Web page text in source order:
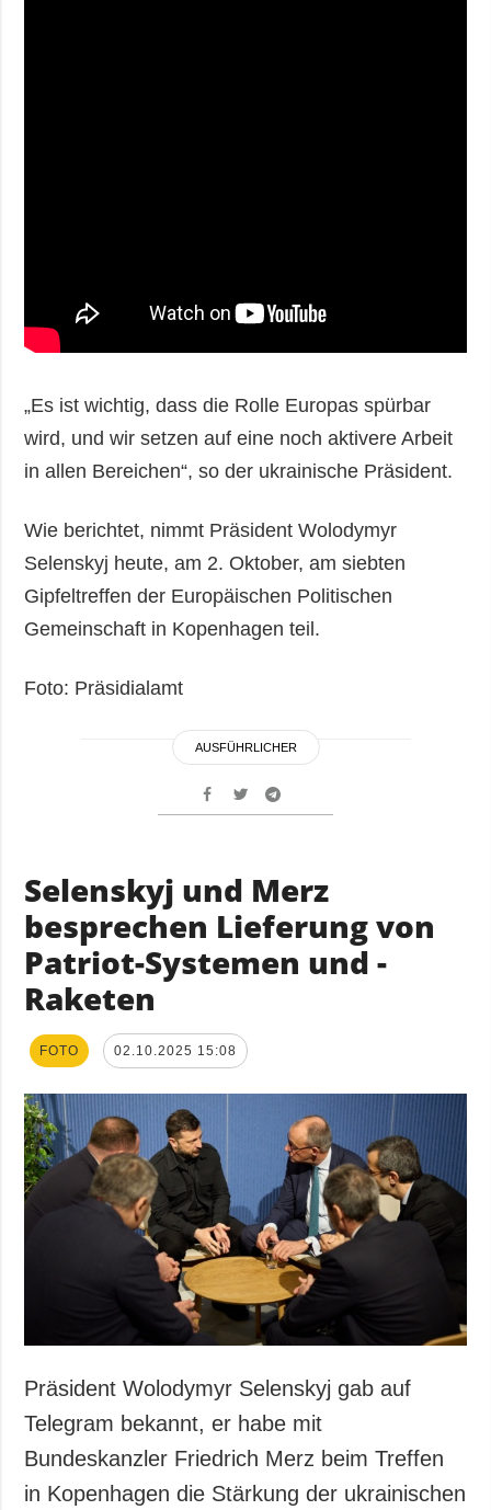
„Es ist wichtig, dass die Rolle Europas spürbar
wird, und wir setzen auf eine noch aktivere Arbeit
in allen Bereichen“, so der ukrainische Präsident.
Wie berichtet, nimmt Präsident Wolodymyr
Selenskyj heute, am 2. Oktober, am siebten
Gipfeltreffen der Europäischen Politischen
Gemeinschaft in Kopenhagen teil.
Foto: Präsidialamt
AUSFÜHRLICHER
Selenskyj und Merz
besprechen Lieferung von
Patriot-Systemen und -
Raketen
FOTO 02.10.2025 15:08
Präsident Wolodymyr Selenskyj gab auf
Telegram bekannt, er habe mit
Bundeskanzler Friedrich Merz beim Treffen
in Kopenhagen die Stärkung der ukrainischen